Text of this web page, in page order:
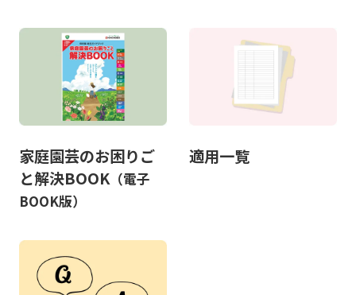
家庭園芸のお困りご
と解決BOOK（電子
BOOK版）
適用一覧